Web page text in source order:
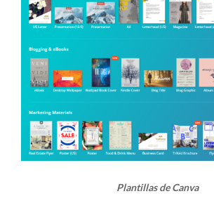
Plantillas de Canva